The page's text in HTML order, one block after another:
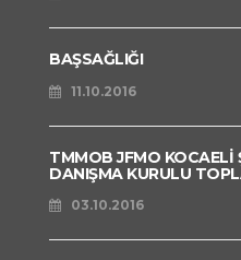
BAŞSAĞLIĞI
11.10.2016
TMMOB JFMO KOCAELİ
DANIŞMA KURULU
03.10.2016